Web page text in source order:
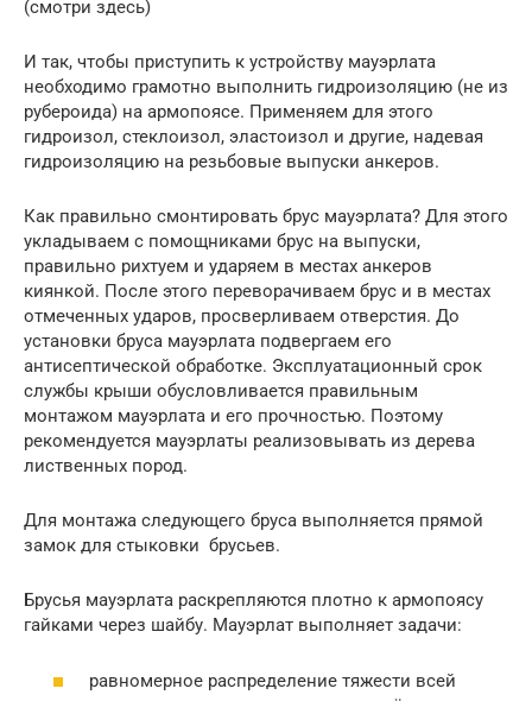
(смотри здесь)
И так, чтобы приступить к устройству мауэрлата
необходимо грамотно выполнить гидроизоляцию (не из
рубероида) на армопоясе. Применяем для этого
гидроизол, стеклоизол, эластоизол и другие, надевая
гидроизоляцию на резьбовые выпуски анкеров.
Как правильно смонтировать брус мауэрлата? Для этого
укладываем с помощниками брус на выпуски,
правильно рихтуем и ударяем в местах анкеров
киянкой. После этого переворачиваем брус и в местах
отмеченных ударов, просверливаем отверстия. До
установки бруса мауэрлата подвергаем его
антисептической обработке. Эксплуатационный срок
службы крыши обусловливается правильным
монтажом мауэрлата и его прочностью. Поэтому
рекомендуется мауэрлаты реализовывать из дерева
лиственных пород.
Для монтажа следующего бруса выполняется прямой
замок для стыковки брусьев.
Брусья мауэрлата раскрепляются плотно к армопоясу
гайками через шайбу. Мауэрлат выполняет задачи:
равномерное распределение тяжести всей